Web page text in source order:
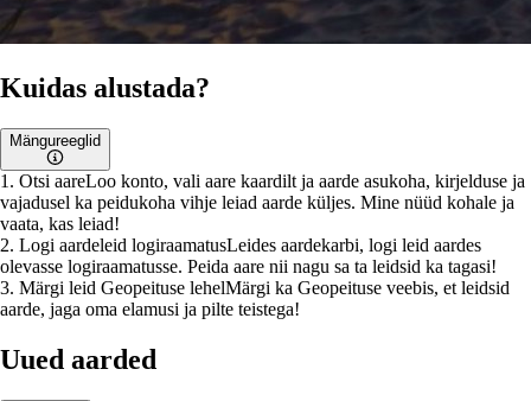
Kuidas alustada?
Mängureeglid
1 . Otsi aareLoo konto, vali aare kaardilt ja aarde asukoha, kirjelduse ja
vajadusel ka peidukoha vihje leiad aarde küljes. Mine nüüd kohale ja
vaata, kas leiad!
2. Logi aardeleid logiraamatusLeides aardekarbi, logi leid aardes
olevasse logiraamatusse. Peida aare nii nagu sa ta leidsid ka tagasi!
3. Märgi leid Geopeituse lehelMärgi ka Geopeituse veebis, et leidsid
aarde, jaga oma elamusi ja pilte teistega!
Uued aarded